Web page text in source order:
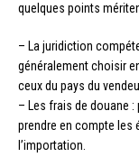
quelques points
– La juridiction
généralement choisir
ceux du pays du
– Les frais de douane
prendre en compte les
l’importation.